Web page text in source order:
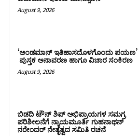
August 9, 2026
‘ಅಂಡಮಾನ್ ಇತಿಹಾಸದೊಳಗೊಂದು ಪಯಣ’
ಪುಸ್ತಕ ಅನಾವರಣ ಹಾಗೂ ವಿಚಾರ ಸಂಕಿರಣ
August 9, 2026
ಬಿಡದಿ ಟೌನ್ ಶಿಪ್ ಅಭಿಪ್ರಾಯಗಳ ಸಮಗ್ರ
ಪರಿಶೀಲನೆಗೆ ನ್ಯಾಯಮೂರ್ತಿ ಗುಹನಾಥನ್
ನರೇಂದರ್ ನೇತೃತ್ವದ ಸಮಿತಿ ರಚನೆ